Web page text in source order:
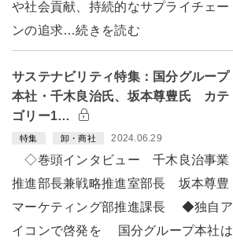
や社会貢献、持続的なサプライチェー
ンの追求…続きを読む
サステナビリティ特集：国分グループ
本社・千木良治氏、坂本尊豊氏 カテ
ゴリー1…
特集 卸・商社 2024.06.29
◇巻頭インタビュー 千木良治事業
推進部長兼戦略推進室部長 坂本尊豊
マーケティング部推進課長 ◆独自ア
イコンで啓発を 国分グループ本社は